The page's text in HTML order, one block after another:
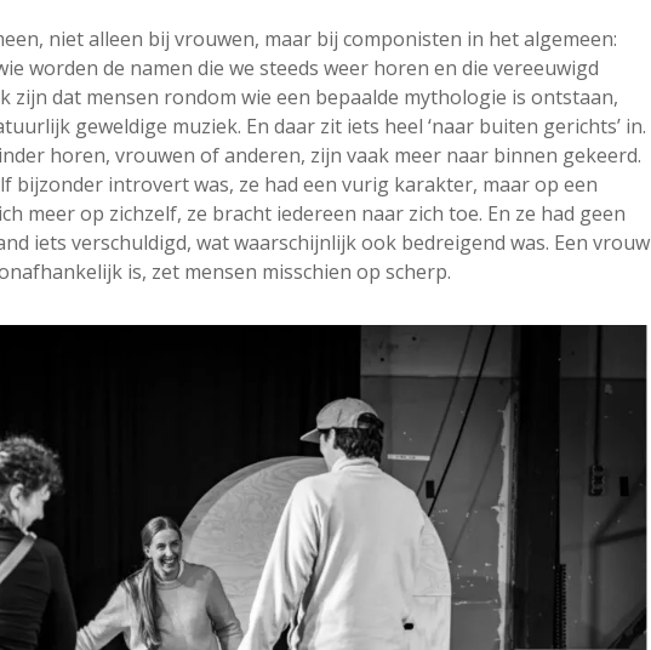
niet alleen bij vrouwen, maar bij componisten in het algemeen:
worden de namen die we steeds weer horen en die vereeuwigd
zijn dat mensen rondom wie een bepaalde mythologie is ontstaan,
geweldige muziek. En daar zit iets heel ‘naar buiten gerichts’ in.
horen, vrouwen of anderen, zijn vaak meer naar binnen gekeerd.
bijzonder introvert was, ze had een vurig karakter, maar op een
meer op zichzelf, ze bracht iedereen naar zich toe. En ze had geen
iets verschuldigd, wat waarschijnlijk ook bedreigend was. Een vrouw
is, zet mensen misschien op scherp.